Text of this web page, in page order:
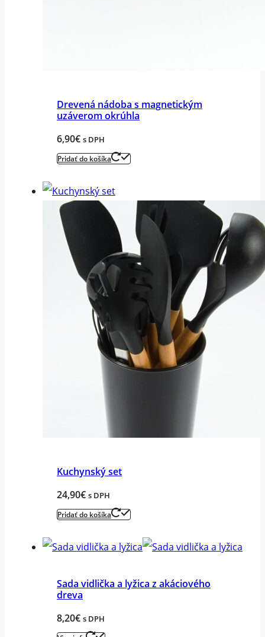
Drevená nádoba s magnetickým
uzáverom okrúhla
6,90€ s DPH
Pridať do košíka
Kuchynský set
24,90€ s DPH
Pridať do košíka
Sada vidlička a lyžica z akáciového
dreva
8,20€ s DPH